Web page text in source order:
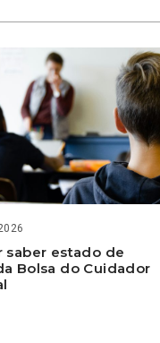
saber estado de
Bolsa do Cuidador